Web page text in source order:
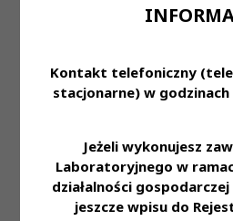
Kontakt telefoniczny
stacjonarne) w
Jeżeli wykonujesz
Laboratoryjnego w
działalności
jeszcze wpisu do
6 sie 2026
Komunikat Prezes KRDL